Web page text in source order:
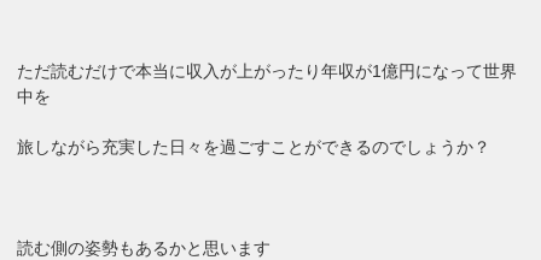
ただ読むだけで本当に収入が上がったり年収が1億円になって世界
中を
旅しながら充実した日々を過ごすことができるのでしょうか？
読む側の姿勢もあるかと思います